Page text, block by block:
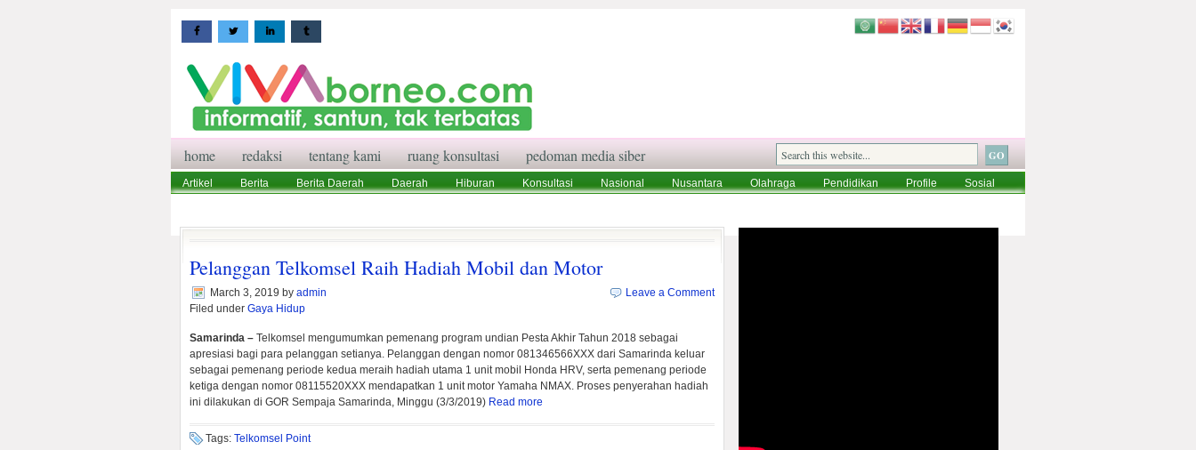
home redaksi tentang kami ruang konsultasi pedoman media siber
Artikel Berita Berita Daerah Daerah Hiburan Konsultasi Nasional Nusantara Olahraga Pendidikan Profile
Sosial
Pelanggan Telkomsel Raih Hadiah Mobil dan Motor
March 3, 2019 by admin
Filed under Gaya Hidup
Leave a Comment
Samarinda – Telkomsel mengumumkan pemenang program undian Pesta Akhir Tahun 2018 sebagai
apresiasi bagi para pelanggan setianya. Pelanggan dengan nomor 081346566XXX dari Samarinda keluar
sebagai pemenang periode kedua meraih hadiah utama 1 unit mobil Honda HRV, serta pemenang periode
ketiga dengan nomor 08115520XXX mendapatkan 1 unit motor Yamaha NMAX. Proses penyerahan hadiah
ini dilakukan di GOR Sempaja Samarinda, Minggu (3/3/2019) Read more
Tags: Telkomsel Point